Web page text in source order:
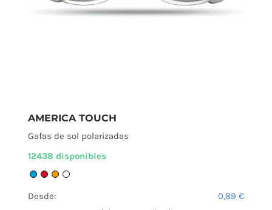
AMERICA TOUCH
Gafas de sol polarizadas
12438 disponibles
Desde: 0,89 €